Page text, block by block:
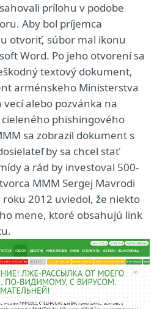
prílohu v podobe
Aby bol príjemca
otvoriť, súbor mal ikonu
Word. Po jeho otvorení sa
textový dokument,
arménskeho Ministerstva
vecí alebo pozvánka na
phishingového
sa zobrazil dokument s
by sa chcel stať
a rád by investoval 500-
MMM Sergej Mavrodi
2012 uviedol, že niekto
mene, ktoré obsahujú link